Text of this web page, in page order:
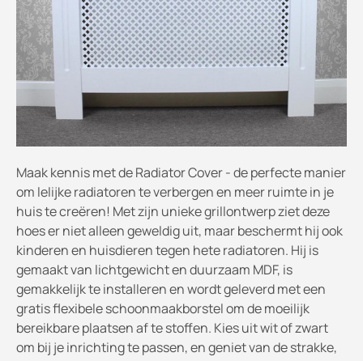
Maak kennis met de Radiator Cover - de perfecte manier
om lelijke radiatoren te verbergen en meer ruimte in je
huis te creëren! Met zijn unieke grillontwerp ziet deze
hoes er niet alleen geweldig uit, maar beschermt hij ook
kinderen en huisdieren tegen hete radiatoren. Hij is
gemaakt van lichtgewicht en duurzaam MDF, is
gemakkelijk te installeren en wordt geleverd met een
gratis flexibele schoonmaakborstel om de moeilijk
bereikbare plaatsen af te stoffen. Kies uit wit of zwart
om bij je inrichting te passen, en geniet van de strakke,